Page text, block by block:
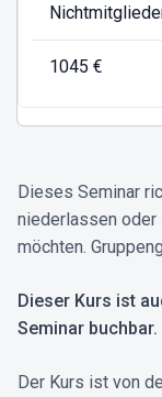
1045 €
Dieses Seminar
niederlassen oder
möchten.
Dieser Kurs ist
Seminar buchbar.
Der Kurs ist von